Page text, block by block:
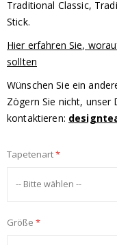
Traditional Classic,
Stick.
Hier erfahren Sie,
sollten
Wünschen Sie ein
Zögern Sie nicht, unser
kontaktieren:
Tapetenart
Größe